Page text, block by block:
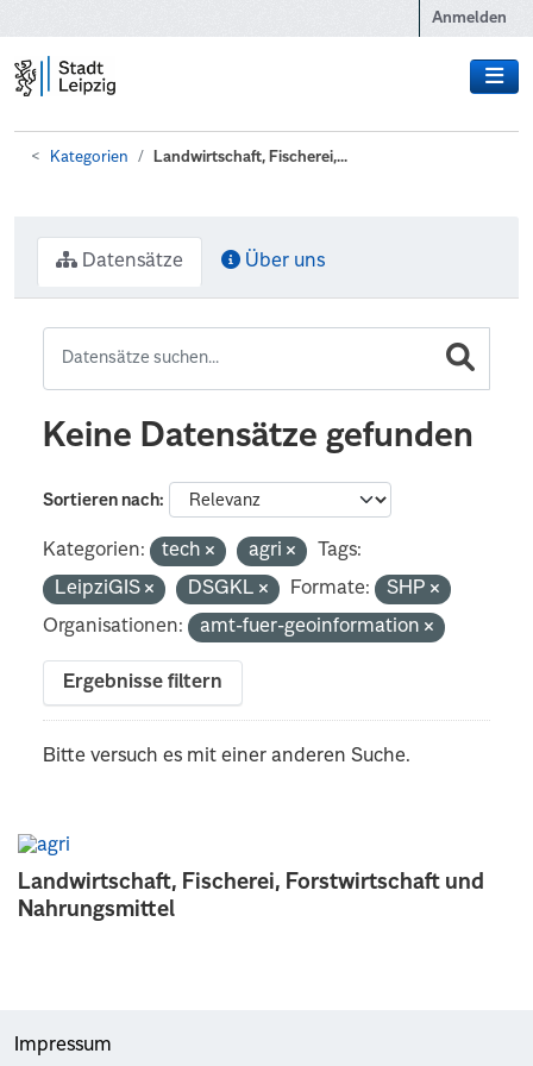
Anmelden
Kategorien Landwirtschaft, Fischerei,...
Landwirtschaft, Fischerei, Forstwirtschaft und
Nahrungsmittel
Datensätze Über uns
Keine Datensätze gefunden
Sortieren nach
Kategorien: tech agri
Tags:
LeipziGIS
DSGKL Formate:
SHP
Organisationen:
amt-fuer-geoinformation
Ergebnisse filtern
Bitte versuch es mit einer anderen Suche.
Impressum